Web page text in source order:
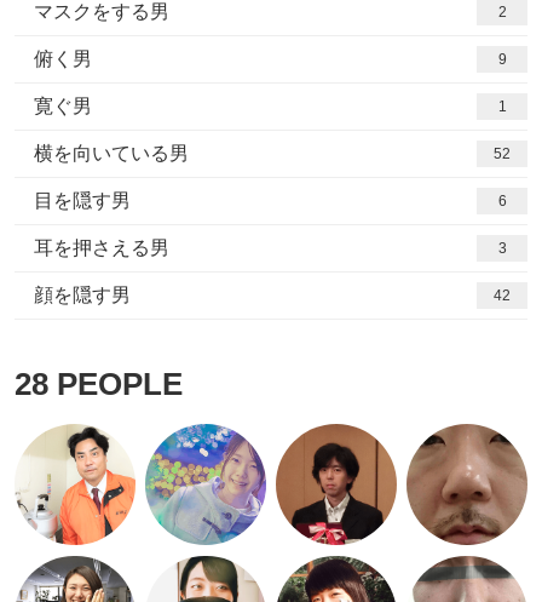
マスクをする男 2
俯く男 9
寛ぐ男 1
横を向いている男 52
目を隠す男 6
耳を押さえる男 3
顔を隠す男 42
28 PEOPLE